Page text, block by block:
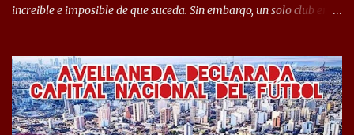
increible e imposible de que suceda. Sin embargo, un solo club en el
campeonato del '83 año consagratorio para el Rojo y, por el otro, el
haber mandado al descenso a su eterno rival. 22 de diciembre de
1983 es una fecha que pocos hinchas de Independiente pueden
dejar en el olvido. Es que ese día, el "Rojo" derrotó a Racing por 2 a